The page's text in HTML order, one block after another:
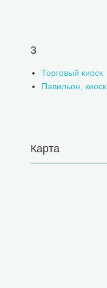
3
Торговый киоск
Павильон, киоск
Карта